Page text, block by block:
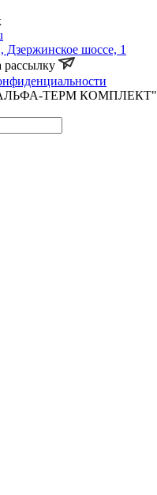
Дзержинское шоссе, 1
рассылку
ТЕРМ КОМПЛЕКТ"